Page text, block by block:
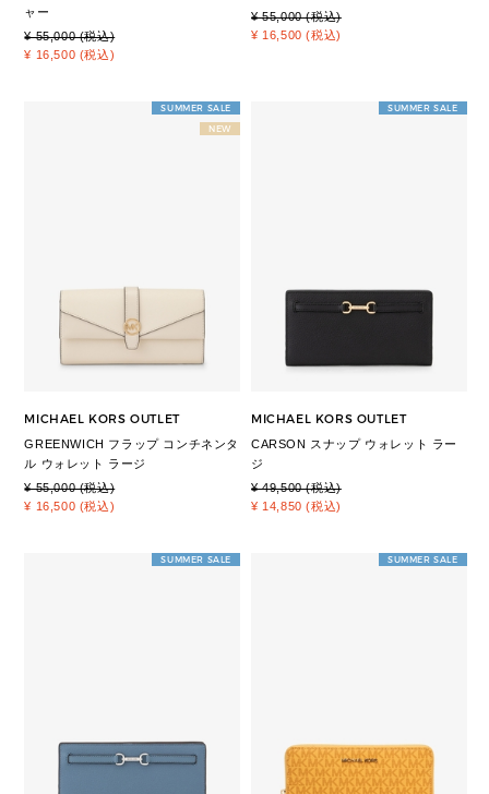
ャー
¥ 55,000 (税込)
¥ 16,500 (税込)
¥ 55,000 (税込)
¥ 16,500 (税込)
SUMMER SALE
NEW
MICHAEL KORS OUTLET
GREENWICH フラップ コンチネンタ
ル ウォレット ラージ
¥ 55,000 (税込)
¥ 16,500 (税込)
SUMMER SALE
MICHAEL KORS OUTLET
CARSON スナップ ウォレット ラー
ジ
¥ 49,500 (税込)
¥ 14,850 (税込)
SUMMER SALE SUMMER SALE